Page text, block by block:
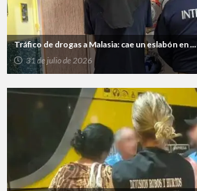
Tráfico de drogas a Malasia: cae un eslabón en ...
31 de julio de 2026